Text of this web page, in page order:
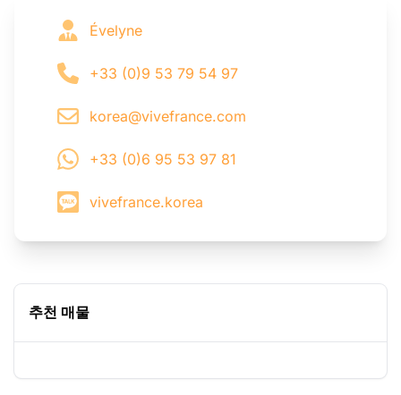
Évelyne
+33 (0)9 53 79 54 97
korea@vivefrance.com
+33 (0)6 95 53 97 81
vivefrance.korea
추천 매물